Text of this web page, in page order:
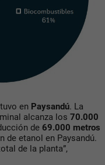
en Paysandú. La
alcanza los 70.000
de 69.000 metros
de etanol en Paysandú.
de la planta”,